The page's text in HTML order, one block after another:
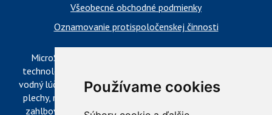
Používame cookies
Všeobecné obchodné podmienky
Oznamovanie protispoločenskej činnosti
MicroStep – vyrába a dodáva CNC rezacie stroje pre
technológie delenia materiálov: plazma, laser, autogén,
vodný lúč a 3D fréza. Komplexné spracovanie materiálov:
plechy, rúry, profily a kopuly. Rezanie pod uhlom, vŕtanie,
zahlbovanie, popisovanie. Automatizačné riešenia. CNC